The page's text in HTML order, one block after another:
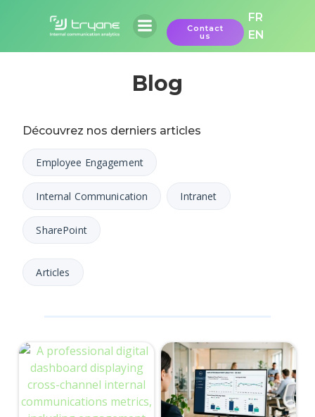
au
contenu
Contact
us
FR
EN
Blog
Découvrez nos derniers articles
Employee Engagement
Internal Communication Intranet
SharePoint
Articles